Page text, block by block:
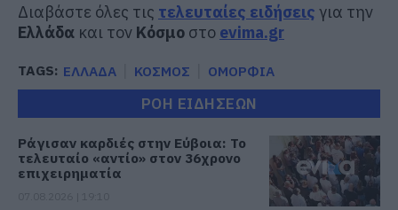
Διαβάστε όλες τις τελευταίες ειδήσεις για την
Ελλάδα και τον Κόσμο στο evima.gr
TAGS: ΕΛΛΑΔΑ ΚΟΣΜΟΣ ΟΜΟΡΦΙΑ
ΡΟΗ ΕΙΔΗΣΕΩΝ
Ράγισαν καρδιές στην Εύβοια: Το
τελευταίο «αντίο» στον 36χρονο
επιχειρηματία